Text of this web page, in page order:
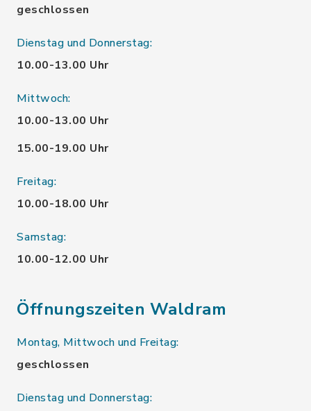
geschlossen
Dienstag und Donnerstag:
10.00-13.00 Uhr
Mittwoch:
10.00-13.00 Uhr
15.00-19.00 Uhr
Freitag:
10.00-18.00 Uhr
Samstag:
10.00-12.00 Uhr
Öffnungszeiten Waldram
Montag, Mittwoch und Freitag:
geschlossen
Dienstag und Donnerstag: